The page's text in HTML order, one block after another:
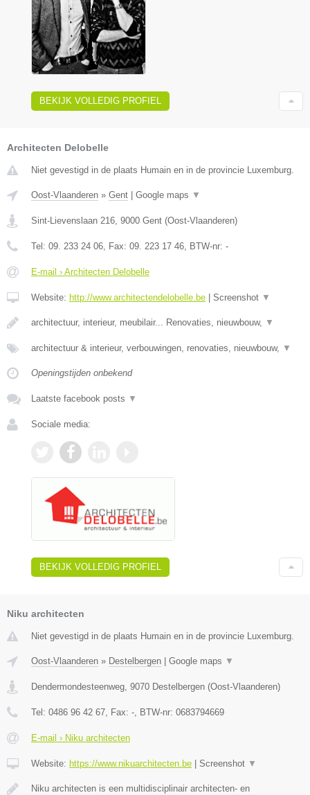
BEKIJK VOLLEDIG PROFIEL
Architecten Delobelle
Niet gevestigd in de plaats Humain en in de provincie Luxemburg.
Oost-Vlaanderen » Gent | Google maps ▼
Sint-Lievenslaan 216 9000 Gent (Oost-Vlaanderen)
Tel: 09. 233 24 06 , Fax: 09. 223 17 46 , BTW-nr: -
E-mail › Architecten Delobelle
Website: http://www.architectendelobelle.be | Screenshot ▼
architectuur, interieur, meubilair... Renovaties, nieuwbouw, ▼
architectuur & interieur, verbouwingen, renovaties, nieuwbouw, ▼
Openingstijden onbekend
Laatste facebook posts ▼
Sociale media:
BEKIJK VOLLEDIG PROFIEL
Niku architecten
Niet gevestigd in de plaats Humain en in de provincie Luxemburg.
Oost-Vlaanderen » Destelbergen | Google maps ▼
Dendermondesteenweg 9070 Destelbergen (Oost-Vlaanderen)
Tel: 0486 96 42 67 , Fax: - , BTW-nr: 0683794669
E-mail › Niku architecten
Website: https://www.nikuarchitecten.be | Screenshot ▼
Niku architecten is een multidisciplinair architecten- en